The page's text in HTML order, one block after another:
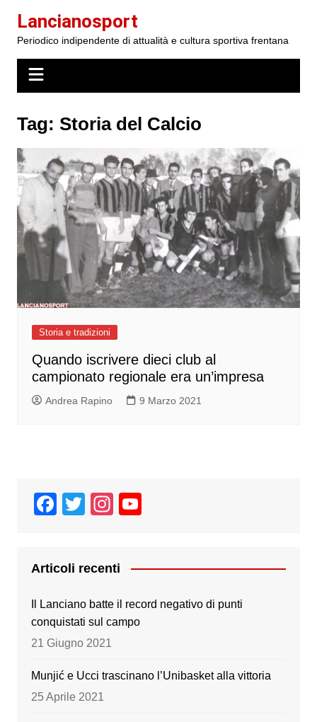
contenuto
Lancianosport
Periodico indipendente di attualità e cultura sportiva frentana
Tag: Storia del Calcio
Storia e tradizioni
Quando iscrivere dieci club al
campionato regionale era un’impresa
Andrea Rapino 9 Marzo 2021
F
e
b
o
o
T
er
In
gr
a
m
T
Articoli recenti
Il Lanciano batte il record negativo di punti
conquistati sul campo
21 Giugno 2021
Munjić e Ucci trascinano l’Unibasket alla vittoria
25 Aprile 2021